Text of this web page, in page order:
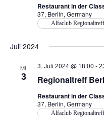
Restaurant in der
37, Berlin, Germany
Alfaclub Regionaltreff
Juli 2024
MI.
3 Regionaltreff
3. Juli 2024 @ 18:00 -
Restaurant in der
37, Berlin, Germany
Alfaclub Regionaltreff